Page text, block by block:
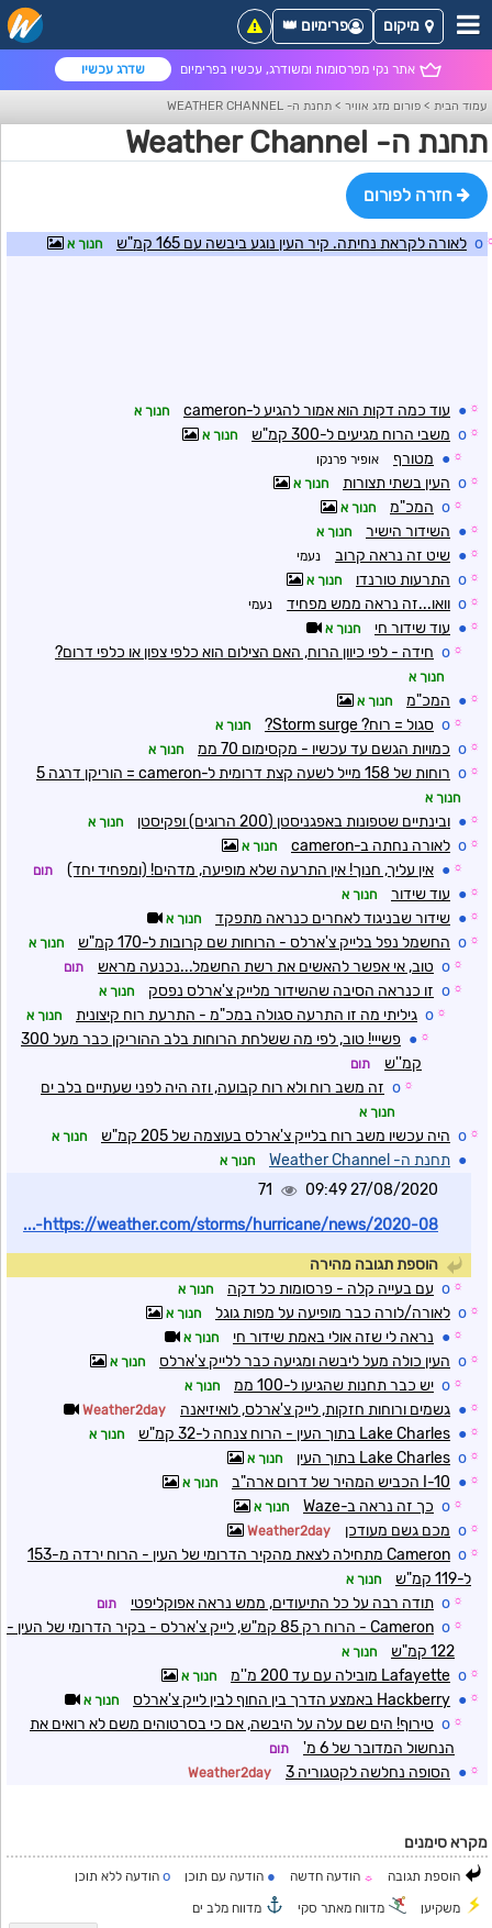
אתר נקי מפרסומות ומשודרג, עכשיו בפרימיום שדרג עכשיו
מיקום פרימיום 👑
עמוד הבית > פורום מזג אוויר > תחנת ה- WEATHER CHANNEL
תחנת ה- Weather Channel
חזרה לפורום
o לאורה לקראת נחיתה. קיר העין נוגע ביבשה עם 165 קמ"ש חנוך א
☼
● עוד כמה דקות הוא אמור להגיע ל-cameron חנוך א
☼
o משבי הרוח מגיעים ל-300 קמ"ש חנוך א
☼
● מטורף אופיר פרנקו
☼
o העין בשתי תצורות חנוך א
☼
o המכ"מ חנוך א
☼
● השידור הישיר חנוך א
☼
● שיט זה נראה קרוב נעמי
☼
o התרעות טורנדו חנוך א
☼
o וואו...זה נראה ממש מפחיד נעמי
☼
● עוד שידור חי חנוך א
☼
o חידה - לפי כיוון הרוח, האם הצילום הוא כלפי צפון או כלפי דרום?
חנוך א
☼
● המכ"מ חנוך א
☼
o סגול = רוח? Storm surge? חנוך א
☼
o כמויות הגשם עד עכשיו - מקסימום 70 ממ חנוך א
☼
o רוחות של 158 מייל לשעה קצת דרומית ל-cameron = הוריקן דרגה 5
חנוך א
☼
● ובינתיים שטפונות באפגניסטן (200 הרוגים) ופקיסטן חנוך א
☼
o לאורה נחתה ב-cameron חנוך א
☼
● אין עליך, חנוך! אין התרעה שלא מופיעה, מדהים! (ומפחיד יחד) תום
☼
● עוד שידור חנוך א
☼
● שידור שבניגוד לאחרים כנראה מתפקד חנוך א
☼
o החשמל נפל בלייק צ'ארלס - הרוחות שם קרובות ל-170 קמ"ש חנוך א
☼
o טוב, אי אפשר להאשים את רשת החשמל...נכנעה מראש תום
☼
o זו כנראה הסיבה שהשידור מלייק צ'ארלס נפסק חנוך א
☼
o גיליתי מה זו התרעה סגולה במכ"מ - התרעת רוח קיצונית חנוך א
☼
●
פשייי! טוב, לפי מה ששלחת הרוחות בלב ההוריקן כבר מעל 300
קמ''ש
תום
☼
o זה משב רוח ולא רוח קבועה, וזה היה לפני שעתיים בלב ים
חנוך א
☼
o היה עכשיו משב רוח בלייק צ'ארלס בעוצמה של 205 קמ"ש חנוך א
● תחנת ה- Weather Channel חנוך א
27/08/2020 09:49
71
https://weather.com/storms/hurricane/news/2020-08-...
הוספת תגובה מהירה
☼
o עם בעייה קלה - פרסומות כל דקה חנוך א
☼
o לאורה/לורה כבר מופיעה על מפות גוגל חנוך א
☼
● נראה לי שזה אולי באמת שידור חי חנוך א
☼
o העין כולה מעל ליבשה ומגיעה כבר ללייק צ'ארלס חנוך א
☼
o יש כבר תחנות שהגיעו ל-100 ממ חנוך א
☼
● גשמים ורוחות חזקות, לייק צ'ארלס, לואיזיאנה Weather2day
☼
● Lake Charles בתוך העין - הרוח צנחה ל-32 קמ"ש חנוך א
☼
o Lake Charles בתוך העין חנוך א
☼
● I-10 הכביש המהיר של דרום ארה"ב חנוך א
☼
o כך זה נראה ב-Waze חנוך א
☼
o מכם גשם מעודכן Weather2day
☼
o
Cameron מתחילה לצאת מהקיר הדרומי של העין - הרוח ירדה מ-153
ל-119 קמ"ש
חנוך א
☼
o תודה רבה על כל התיעודים, ממש נראה אפוקליפטי תום
☼
o
Cameron - הרוח רק 85 קמ"ש, לייק צ'ארלס - בקיר הדרומי של העין -
122 קמ"ש
חנוך א
☼
o Lafayette מובילה עם עד 200 מ''מ חנוך א
☼
● Hackberry באמצע הדרך בין החוף לבין לייק צ'ארלס חנוך א
☼
o טירוף! הים שם עלה על היבשה, אם כי בסרטוהים משם לא רואים את
הנחשול המדובר של 6 מ'
תום
☼
● הסופה נחלשה לקטגוריה 3 Weather2day
מקרא סימנים
הוספת תגובה ☼ הודעה חדשה ● הודעה עם תוכן o הודעה ללא תוכן
משקיען מדווח מאתר סקי
מדווח מלב ים